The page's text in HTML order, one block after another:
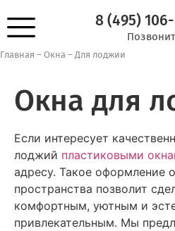
8 (495)
Главная – Окна – Для лоджии
Окна для
Если интересует
лоджий пластиковыми
адресу. Такое оформление
пространства позволит
комфортным, уютным и
привлекательным. Мы